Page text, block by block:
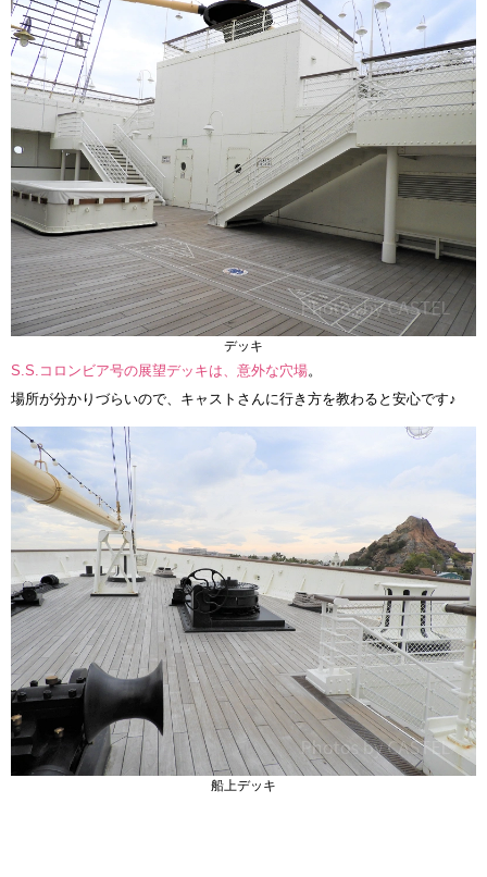
デッキ
S.S.コロンビア号の展望デッキは、意外な穴場。
場所が分かりづらいので、キャストさんに行き方を教わると安心です♪
船上デッキ